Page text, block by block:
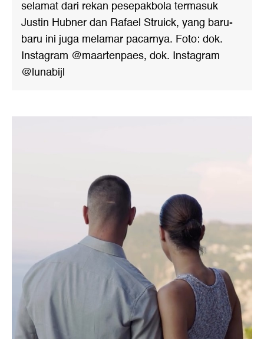
selamat dari rekan pesepakbola termasuk
Justin Hubner dan Rafael Struick, yang baru-
baru ini juga melamar pacarnya. Foto: dok.
Instagram @maartenpaes, dok. Instagram
@lunabijl